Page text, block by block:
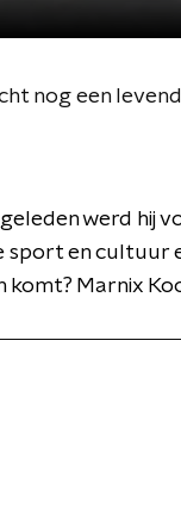
nog een
werd hij
sport en cultuur
komt? Marnix